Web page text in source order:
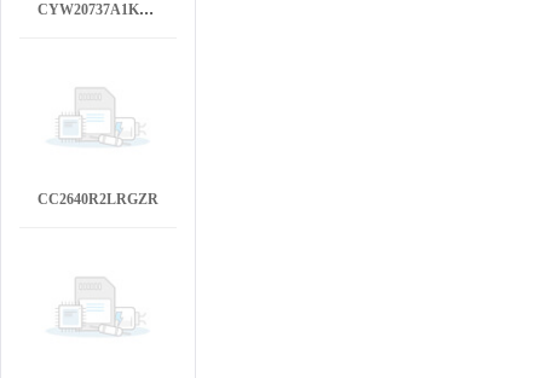
CYW20737A1KML2GT
CC2640R2LRGZR